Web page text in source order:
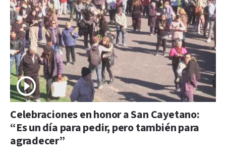
Celebraciones en honor a San Cayetano:
“Es un día para pedir, pero también para
agradecer”